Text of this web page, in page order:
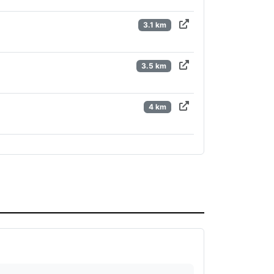
3.1 km
3.5 km
4 km